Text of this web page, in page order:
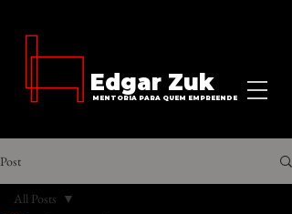
Edgar Zuk
MENTORIA PARA QUEM EMPREENDE
Post
All Posts